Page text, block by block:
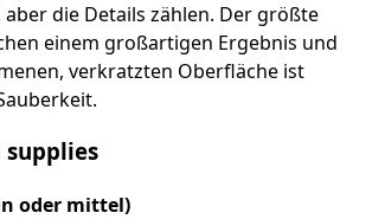
aber die Details zählen. Der größte
einem großartigen Ergebnis und
verkratzten Oberfläche ist
supplies
oder mittel)